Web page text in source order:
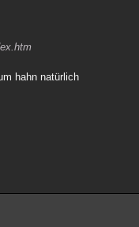
hahn natürlich